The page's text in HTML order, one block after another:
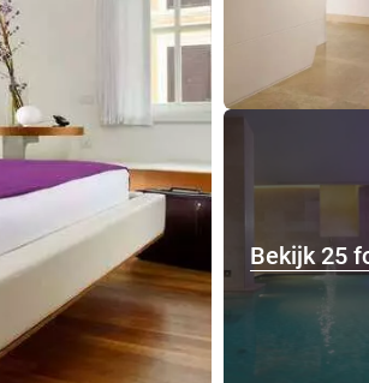
Bekijk 25